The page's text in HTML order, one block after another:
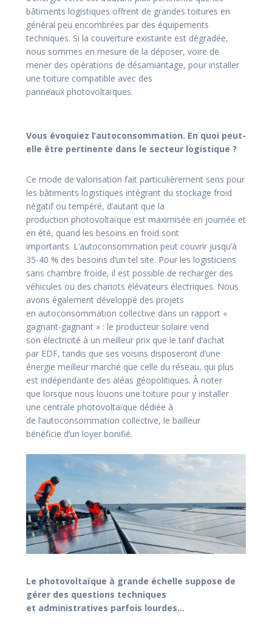
bâtiments logistiques offrent de grandes toitures en
général peu encombrées par des équipements
techniques. Si la couverture existante est dégradée,
nous sommes en mesure de la déposer, voire de
mener des opérations de désamiantage, pour installer
une toiture compatible avec des
panneaux photovoltaïques.
Vous évoquiez l’autoconsommation. En quoi peut-
elle être pertinente dans le secteur logistique ?
Ce mode de valorisation fait particulièrement sens pour
les bâtiments logistiques intégrant du stockage froid
négatif ou tempéré, d’autant que la
production photovoltaïque est maximisée en journée et
en été, quand les besoins en froid sont
importants. L’autoconsommation peut couvrir jusqu’à
35-40 % des besoins d’un tel site. Pour les logisticiens
sans chambre froide, il est possible de recharger des
véhicules ou des chariots élévateurs électriques. Nous
avons également développé des projets
en autoconsommation collective dans un rapport «
gagnant-gagnant » : le producteur solaire vend
son électricité à un meilleur prix que le tarif d’achat
par EDF, tandis que ses voisins disposeront d’une
énergie meilleur marché que celle du réseau, qui plus
est indépendante des aléas géopolitiques. À noter
que lorsque nous louons une toiture pour y installer
une centrale photovoltaïque dédiée à
de l’autoconsommation collective, le bailleur
bénéficie d’un loyer bonifié.
Le photovoltaïque à grande échelle suppose de
gérer des questions techniques
et administratives parfois lourdes…